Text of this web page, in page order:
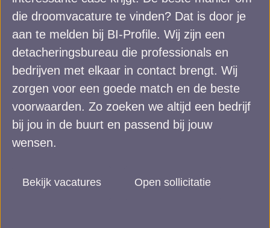
die droomvacature te vinden? Dat is door je
aan te melden bij BI-Profile. Wij zijn een
detacheringsbureau die professionals en
bedrijven met elkaar in contact brengt. Wij
zorgen voor een goede match en de beste
voorwaarden. Zo zoeken we altijd een bedrijf
bij jou in de buurt en passend bij jouw
wensen.
Bekijk vacatures Open sollicitatie